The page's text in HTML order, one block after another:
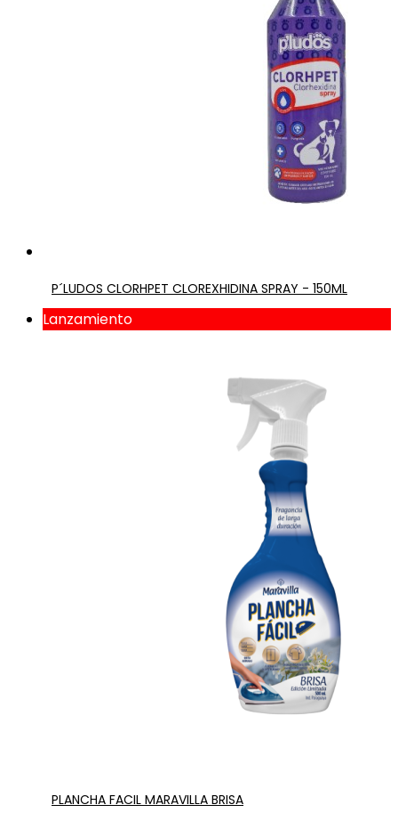
P´LUDOS CLORHPET CLOREXHIDINA SPRAY - 150ML
Lanzamiento
PLANCHA FACIL MARAVILLA BRISA